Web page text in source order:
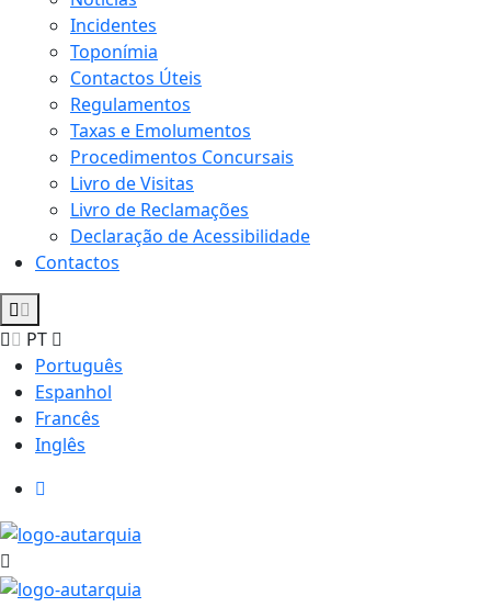
Incidentes
Toponímia
Contactos Úteis
Regulamentos
Taxas e Emolumentos
Procedimentos Concursais
Livro de Visitas
Livro de Reclamações
Declaração de Acessibilidade
Contactos
PT
Português
Espanhol
Francês
Inglês